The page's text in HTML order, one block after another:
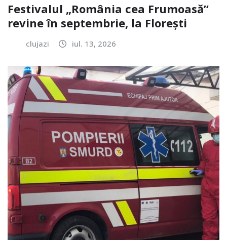
Festivalul „România cea Frumoasă”
revine în septembrie, la Florești
clujazi iul. 13, 2026